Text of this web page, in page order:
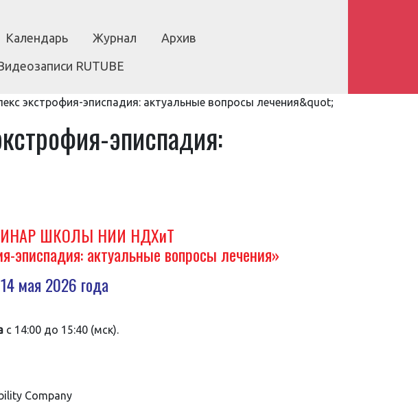
Календарь Журнал Архив
RUTUBE
экстрофия-эписпадия: актуальные вопросы лечения&quot;
эписпадия:
ШКОЛЫ НИИ НДХиТ
эписпадия: актуальные вопросы лечения»
14 мая 2026 года
с 14:00 до 15:40 (мск).
Company